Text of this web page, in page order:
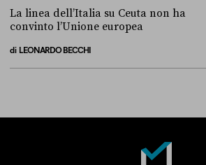
La linea dell’Italia su Ceuta non ha
convinto l’Unione europea
di LEONARDO BECCHI